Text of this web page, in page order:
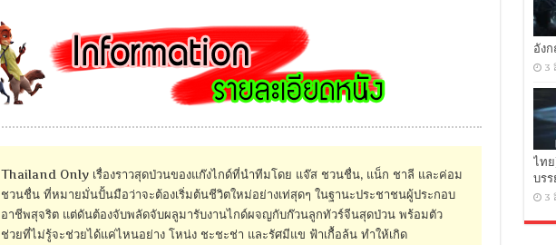
Thailand Only เรื่องราวสุดป่วนของแก๊งไกด์ที่นำทีมโดย แจ๊ส ชวนชื่น, แน็ก ชาลี และค่อม
ชวนชื่น ที่หมายมั่นปั้นมือว่าจะต้องเริ่มต้นชีวิตใหม่อย่างเท่สุดๆ ในฐานะประชาชนผู้ประกอบ
อาชีพสุจริต แต่ดันต้องจับพลัดจับผลูมารับงานไกด์ผจญกับก๊วนลูกทัวร์จีนสุดป่วน พร้อมตัว
ช่วยที่ไม่รู้จะช่วยได้แค่ไหนอย่าง โหน่ง ชะชะช่า และรัศมีแข ฟ้าเกื้อล้น ทำให้เกิด
อัง
3
ไท
บร
3